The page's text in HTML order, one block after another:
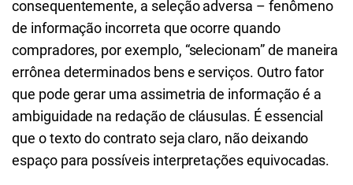
consequentemente, a seleção adversa – fenômeno
de informação incorreta que ocorre quando
compradores, por exemplo, “selecionam” de maneira
errônea determinados bens e serviços. Outro fator
que pode gerar uma assimetria de informação é a
ambiguidade na redação de cláusulas. É essencial
que o texto do contrato seja claro, não deixando
espaço para possíveis interpretações equivocadas.